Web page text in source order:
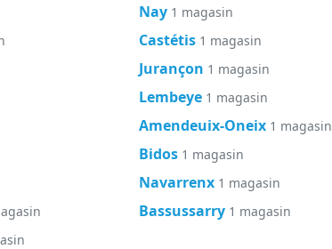
Nay 1 magasin
Castétis 1 magasin
Jurançon 1 magasin
Lembeye 1 magasin
Amendeuix-Oneix 1 magasin
Bidos 1 magasin
Navarrenx 1 magasin
Bassussarry 1 magasin